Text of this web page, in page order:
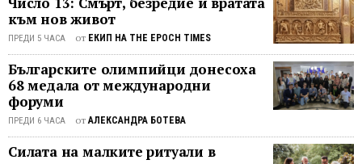
като
меню
или
да
към
който осигурява приятна текстура —
нито твърде мека, нито кашава. ...
същото грозде, но сокът му се
концентрира и след това се
отлежава поне 12 години, за да
придобие богат карамелен вкус и
тъмен сиропообразен вид. Белият
балсамов оцет е по-светъл и плодов,
което го прави идеален за дресинги,
плодове ...
към нов живот
ПРЕДИ 5 ЧАСА от ЕКИП НА THE EPOCH TIMES
Българските олимпийци донесоха
68 медала от международни
форуми
ПРЕДИ 6 ЧАСА от АЛЕКСАНДРА БОТЕВА
Силата на малките ритуали в